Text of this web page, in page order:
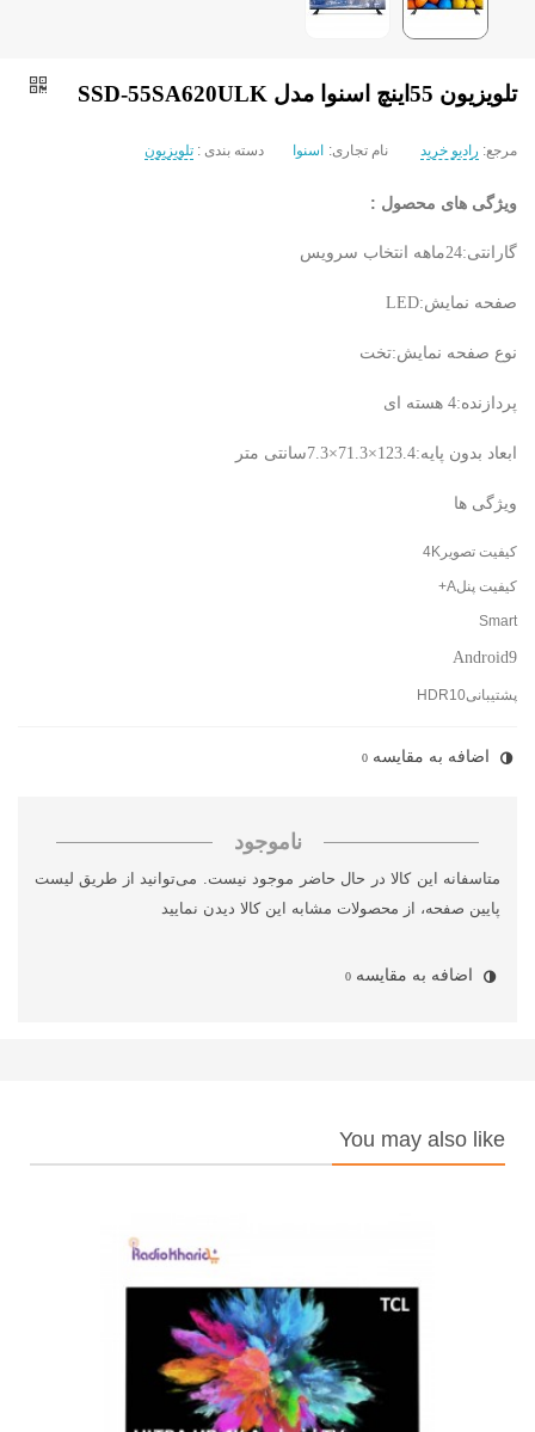
تلویزیون 55اینچ اسنوا مدل SSD-55SA620ULK
مرجع: رادیو خرید نام تجاری: اسنوا دسته بندی : تلویزیون
ویژگی های محصول :
گارانتی:24ماهه انتخاب سرویس
صفحه نمایش:LED
نوع صفحه نمایش:تخت
پردازنده:4 هسته ای
ابعاد بدون پایه:123.4×71.3×7.3سانتی متر
ویژگی ها
کیفیت تصویر4K
کیفیت پنلA+
Smart
Android9
پشتیبانیHDR10
اضافه به مقایسه 0
ناموجود
متاسفانه این کالا در حال حاضر موجود نیست. می‌توانید از طریق لیست
پایین صفحه، از محصولات مشابه این کالا دیدن نمایید
اضافه به مقایسه 0
You may also like